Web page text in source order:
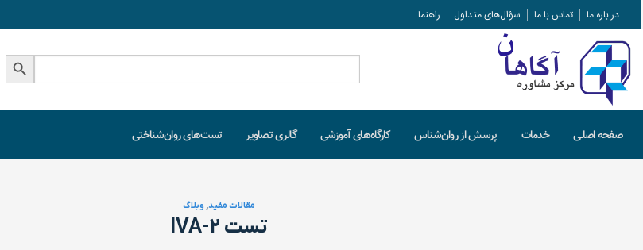
در باره ما تماس با ما سؤال‌های متداول راهنما
جستجو دکمه جستجو
صفحه اصلـی خدمات پرسش از روان‌شناس کارگاه‌های آموزشی گالری تصاویر تست‌های روان‌شناختی
مقالات مفید, وبلاگ
تست IVA-2